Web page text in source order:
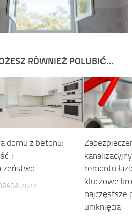
RÓWNIEŻ POLUBIĆ…
domu z betonu:
i
2022
remontu
kluczowe
najczęstsze
uniknięcia